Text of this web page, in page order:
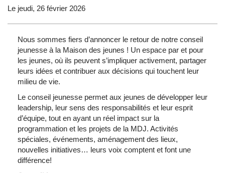
Le jeudi, 26 février 2026
Nous sommes fiers d’annoncer le retour de notre conseil
jeunesse à la Maison des jeunes ! Un espace par et pour
les jeunes, où ils peuvent s’impliquer activement, partager
leurs idées et contribuer aux décisions qui touchent leur
milieu de vie.
Le conseil jeunesse permet aux jeunes de développer leur
leadership, leur sens des responsabilités et leur esprit
d’équipe, tout en ayant un réel impact sur la
programmation et les projets de la MDJ. Activités
spéciales, événements, aménagement des lieux,
nouvelles initiatives… leurs voix comptent et font une
différence!